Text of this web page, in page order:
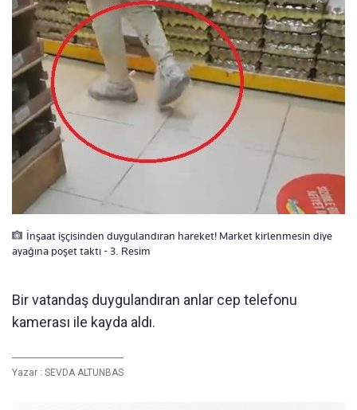
İnşaat işçisinden duygulandıran hareket! Market kirlenmesin diye
ayağına poşet taktı - 3. Resim
Bir vatandaş duygulandıran anlar cep telefonu
kamerası ile kayda aldı.
Yazar : SEVDA ALTUNBAS